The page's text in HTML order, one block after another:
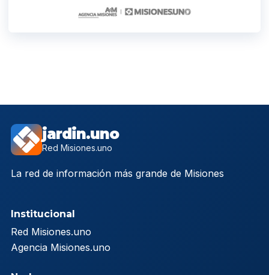
jardin.uno
Red Misiones.uno
La red de información más grande de Misiones
Institucional
Red Misiones.uno
Agencia Misiones.uno